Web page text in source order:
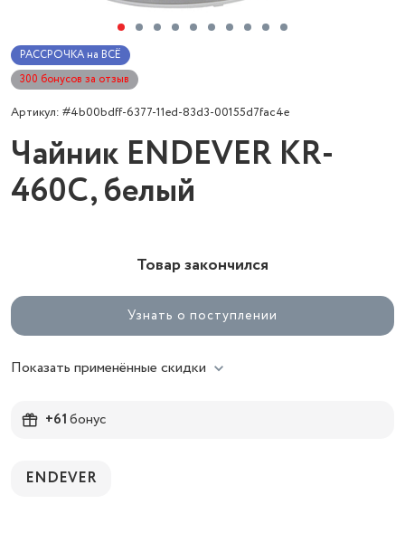
РАССРОЧКА на ВСЁ
300 бонусов за отзыв
Артикул: #4b00bdff-6377-11ed-83d3-00155d7fac4e
Чайник ENDEVER KR-
460C, белый
Товар закончился
Узнать о поступлении
Показать применённые скидки
+61бонус
ENDEVER